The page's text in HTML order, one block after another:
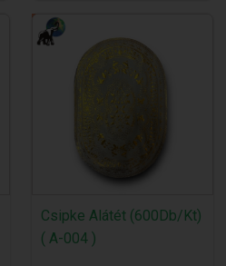
Csipke Alátét (600Db/Kt)
( A-004 )